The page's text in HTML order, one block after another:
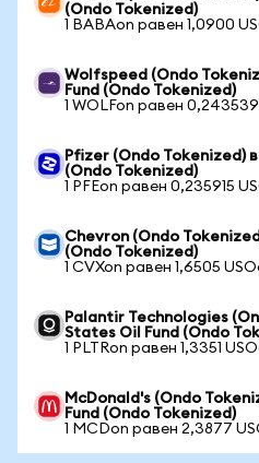
(Ondo Tokenized)
1 BABAon равен 1,0900
Wolfspeed (Ondo
Fund (Ondo Tokenized)
1 WOLFon равен
Pfizer (Ondo Tokenized)
(Ondo Tokenized)
1 PFEon равен 0,235915
Chevron (Ondo
(Ondo Tokenized)
1 CVXon равен 1,6505
Palantir Technologies
States Oil Fund (Ondo
1 PLTRon равен 1,3351
McDonald's (Ondo
Fund (Ondo Tokenized)
1 MCDon равен 2,3877